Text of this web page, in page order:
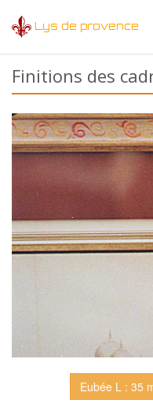
Lys de provence
Finitions des
Eubée L : 35